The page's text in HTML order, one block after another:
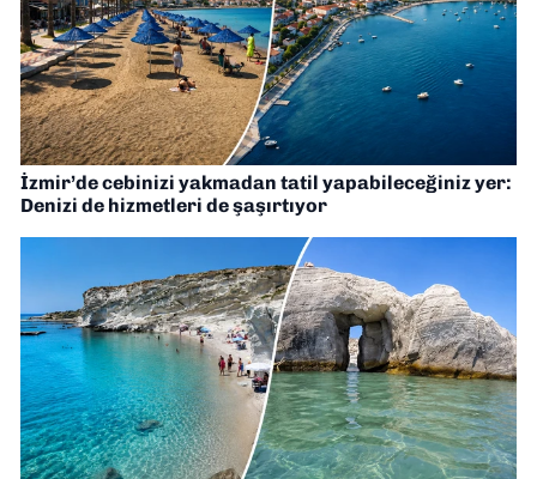
İzmir’de cebinizi yakmadan tatil yapabileceğiniz yer:
Denizi de hizmetleri de şaşırtıyor